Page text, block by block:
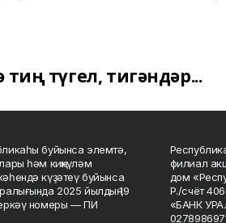
тиң түгел, тигәндәр...
буйынса элемтә,
һәм киңкүләм
күҙәтеү буйынса
2025 йылдың 19
номеры — ПИ
филиал
дом
Р./счёт
«БАНК